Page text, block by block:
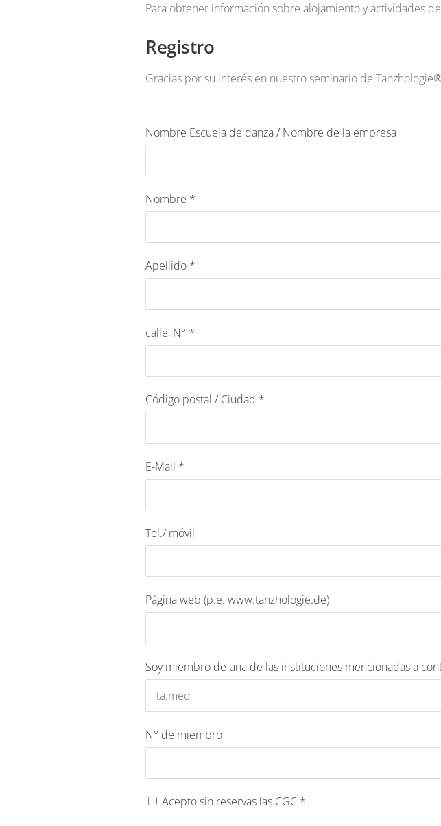
Para obtener información sobre alojamiento y actividades
Registro
Gracias por su interés en nuestro seminario de
Nombre Escuela de danza / Nombre de la empresa
Nombre *
Apellido *
calle, N° *
Código postal / Ciudad *
E-Mail *
Tel./ móvil
Página web (p.e. www.tanzhologie.de)
Soy miembro de una de las instituciones mencionadas a
N° de miembro
Acepto sin reservas las CGC *